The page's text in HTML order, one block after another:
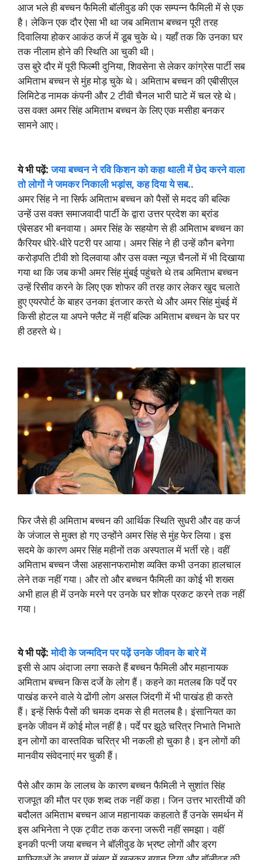
आज भले ही बच्चन फैमिली बॉलीवुड की एक सम्पन्न फैमिली में से एक
है। लेकिन एक दौर ऐसा भी था जब अमिताभ बच्चन पूरी तरह
दिवालिया होकर आकंठ कर्ज में डूब चुके थे। यहाँ तक कि उनका घर
तक नीलाम होने की स्थिति आ चुकी थी।
उस बुरे दौर में पूरी फिल्मी दुनिया, शिवसेना से लेकर कांग्रेस पार्टी सब
अमिताभ बच्चन से मुंह मोड़ चुके थे। अमिताभ बच्चन की एबीसीएल
लिमिटेड नामक कंपनी और 2 टीवी चैनल भारी घाटे में चल रहे थे।
उस वक्त अमर सिंह अमिताभ बच्चन के लिए एक मसीहा बनकर
सामने आए।
ये भी पढ़ें:जया बच्चन ने रवि किशन को कहा थाली में छेद करने वाला
तो लोगों ने जमकर निकाली भड़ांस, कह दिया ये सब..
अमर सिंह ने ना सिर्फ अमिताभ बच्चन को पैसों से मदद की बल्कि
उन्हें उस वक्त समाजवादी पार्टी के द्वारा उत्तर प्रदेश का ब्रांड
एंबेसडर भी बनवाया। अमर सिंह के सहयोग से ही अमिताभ बच्चन का
कैरियर धीरे-धीरे पटरी पर आया। अमर सिंह ने ही उन्हें कौन बनेगा
करोड़पति टीवी शो दिलवाया और उस वक्त न्यूज़ चैनलों में भी दिखाया
गया था कि जब कभी अमर सिंह मुंबई पहुंचते थे तब अमिताभ बच्चन
उन्हें रिसीव करने के लिए एक शोफर की तरह कार लेकर खुद चलाते
हुए एयरपोर्ट के बाहर उनका इंतजार करते थे और अमर सिंह मुंबई में
किसी होटल या अपने फ्लैट में नहीं बल्कि अमिताभ बच्चन के घर पर
ही ठहरते थे।
फिर जैसे ही अमिताभ बच्चन की आर्थिक स्थिति सुधरी और वह कर्ज
के जंजाल से मुक्त हो गए उन्होंने अमर सिंह से मुंह फेर लिया। इस
सदमे के कारण अमर सिंह महीनों तक अस्पताल में भर्ती रहे। वहीं
अमिताभ बच्चन जैसा अहसानफरामोश व्यक्ति कभी उनका हालचाल
लेने तक नहीं गया। और तो और बच्चन फैमिली का कोई भी शख्स
अभी हाल ही में उनके मरने पर उनके घर शोक प्रकट करने तक नहीं
गया।
ये भी पढ़ें:मोदी के जन्मदिन पर पढ़ें उनके जीवन के बारे में
इसी से आप अंदाजा लगा सकते हैं बच्चन फैमिली और महानायक
अमिताभ बच्चन किस दर्जे के लोग हैं। कहने का मतलब कि पर्दे पर
पाखंड करने वाले ये ढोंगी लोग असल जिंदगी में भी पाखंड ही करते
हैं। इन्हें सिर्फ पैसों की चमक दमक से ही मतलब है। इंसानियत का
इनके जीवन में कोई मोल नहीं है। पर्दे पर झूठे चरित्र निभाते निभाते
इन लोगों का वास्तविक चरित्र भी नकली हो चुका है। इन लोगों की
मानवीय संवेदनाएं मर चुकी हैं।
पैसे और काम के लालच के कारण बच्चन फैमिली ने सुशांत सिंह
राजपूत की मौत पर एक शब्द तक नहीं कहा। जिन उत्तर भारतीयों की
बदौलत अमिताभ बच्चन आज महानायक कहलाते हैं उनके समर्थन में
इस अभिनेता ने एक ट्वीट तक करना जरूरी नहीं समझा। वहीं
इनकी पत्नी जया बच्चन ने बॉलीवुड के भ्रष्ट लोगों और ड्रग